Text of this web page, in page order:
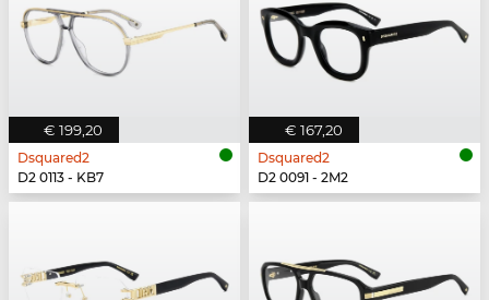
€ 199,20
Dsquared2
D2 0113 - KB7
€ 167,20
Dsquared2
D2 0091 - 2M2